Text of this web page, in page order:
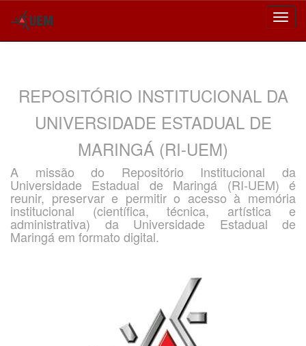
REPOSITÓRIO INSTITUCIONAL DA
UNIVERSIDADE ESTADUAL DE
MARINGÁ (RI-UEM)
A missão do Repositório Institucional da
Universidade Estadual de Maringá (RI-UEM) é
reunir, preservar e permitir o acesso à memória
institucional (científica, técnica, artística e
administrativa) da Universidade Estadual de
Maringá em formato digital.